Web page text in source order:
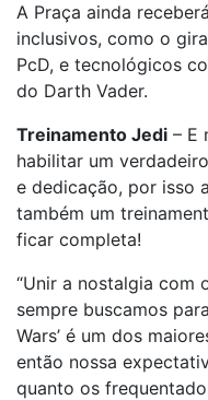
A Praça ainda
inclusivos, como o
PcD, e tecnológicos
do Darth Vader.
Treinamento Jedi – E
habilitar um
e dedicação, por isso
também um
ficar completa!
“Unir a nostalgia com
sempre buscamos
Wars’ é um dos
então nossa
quanto os